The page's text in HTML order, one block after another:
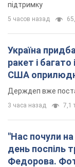
підтримку
5 часов назад
Україна
ракет і
США
Держдеп вже
3 часа назад 7,1
"Нас почули на
день поспіль
Федорова.